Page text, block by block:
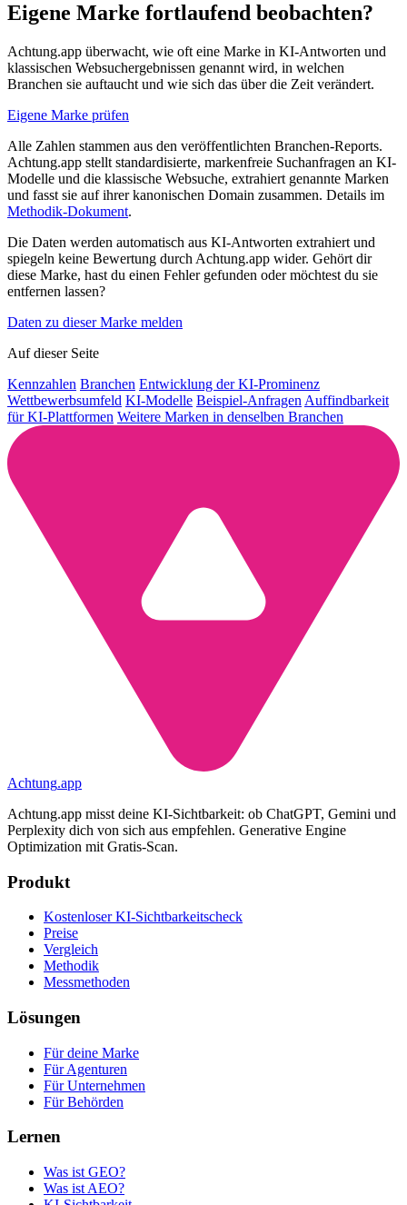
Eigene Marke fortlaufend beobachten?
Achtung.app überwacht, wie oft eine Marke in KI-Antworten und
klassischen Websuchergebnissen genannt wird, in welchen
Branchen sie auftaucht und wie sich das über die Zeit verändert.
Eigene Marke prüfen
Alle Zahlen stammen aus den veröffentlichten Branchen-Reports.
Achtung.app stellt standardisierte, markenfreie Suchanfragen an KI-
Modelle und die klassische Websuche, extrahiert genannte Marken
und fasst sie auf ihrer kanonischen Domain zusammen. Details im
Methodik-Dokument.
Die Daten werden automatisch aus KI-Antworten extrahiert und
spiegeln keine Bewertung durch Achtung.app wider. Gehört dir
diese Marke, hast du einen Fehler gefunden oder möchtest du sie
entfernen lassen?
Daten zu dieser Marke melden
Auf dieser Seite
Kennzahlen Branchen Entwicklung der KI-Prominenz
Wettbewerbsumfeld KI-Modelle Beispiel-Anfragen Auffindbarkeit
für KI-Plattformen Weitere Marken in denselben Branchen
Achtung.app
Achtung.app misst deine KI-Sichtbarkeit: ob ChatGPT, Gemini und
Perplexity dich von sich aus empfehlen. Generative Engine
Optimization mit Gratis-Scan.
Produkt
Kostenloser KI-Sichtbarkeitscheck
Preise
Vergleich
Methodik
Messmethoden
Lösungen
Für deine Marke
Für Agenturen
Für Unternehmen
Für Behörden
Lernen
Was ist GEO?
Was ist AEO?